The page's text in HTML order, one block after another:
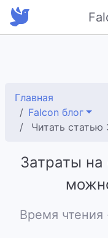
Главная
Falcon блог
Читать статью
Затраты на
Время чтения